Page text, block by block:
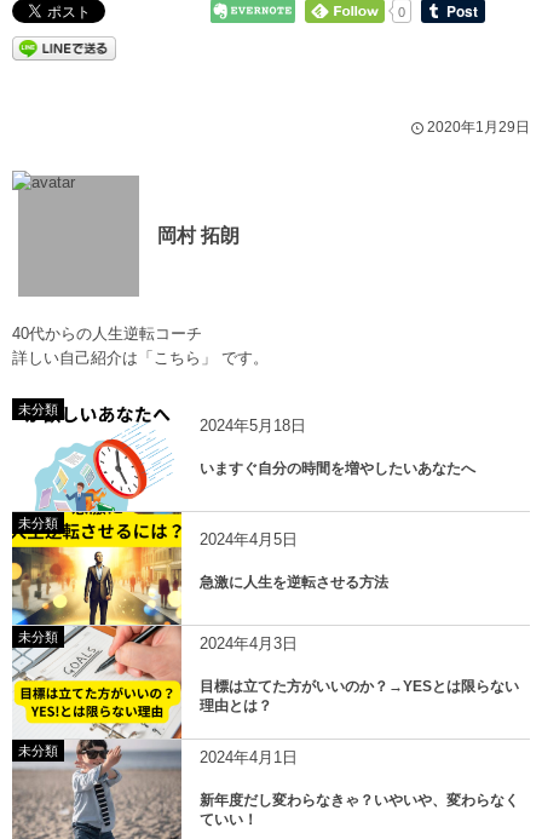
0
2020年1月29日
岡村 拓朗
40代からの人生逆転コーチ
詳しい自己紹介は 「こちら」 です。
未分類
2024年5月18日
いますぐ自分の時間を増やしたいあなたへ
未分類
2024年4月5日
急激に人生を逆転させる方法
未分類 2024年4月3日
目標は立てた方がいいのか？→YESとは限らない
理由とは？
未分類 2024年4月1日
新年度だし変わらなきゃ？いやいや、変わらなく
ていい！